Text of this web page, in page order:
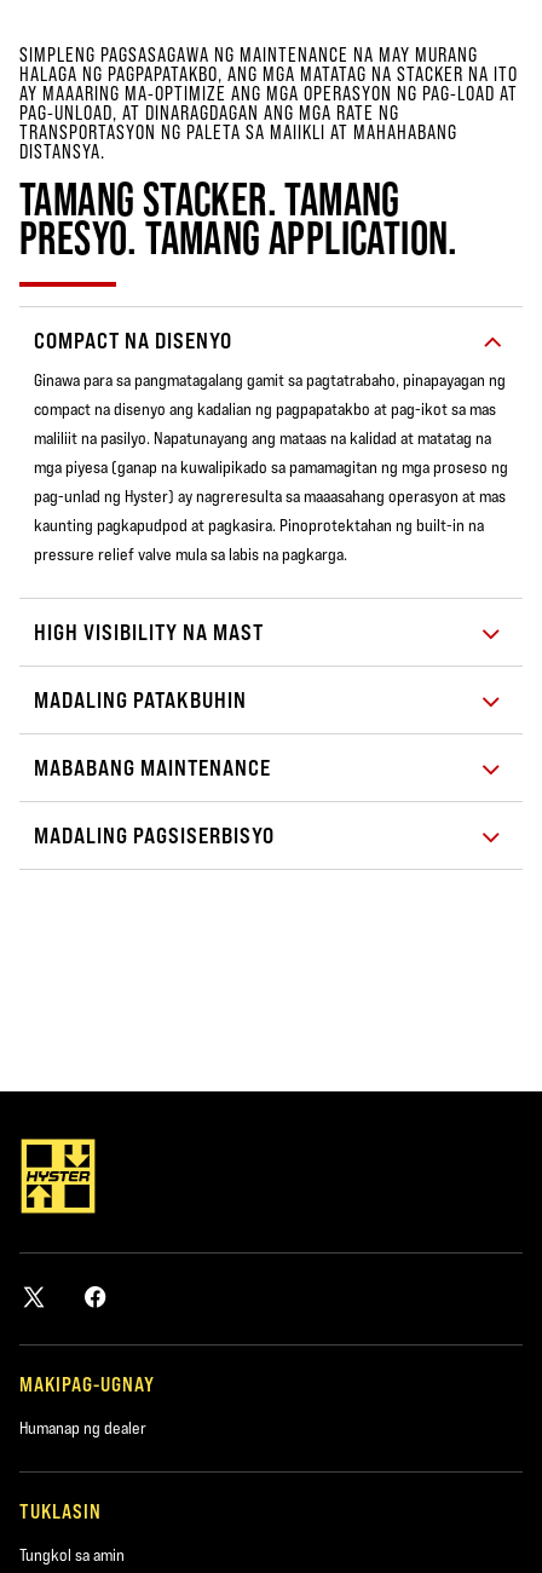
SIMPLENG PAGSASAGAWA NG MAINTENANCE NA MAY MURANG
HALAGA NG PAGPAPATAKBO, ANG MGA MATATAG NA STACKER NA ITO
AY MAAARING MA-OPTIMIZE ANG MGA OPERASYON NG PAG-LOAD AT
PAG-UNLOAD, AT DINARAGDAGAN ANG MGA RATE NG
TRANSPORTASYON NG PALETA SA MAIIKLI AT MAHAHABANG
DISTANSYA.
TAMANG STACKER. TAMANG
PRESYO. TAMANG APPLICATION.
COMPACT NA DISENYO
Ginawa para sa pangmatagalang gamit sa pagtatrabaho, pinapayagan ng
compact na disenyo ang kadalian ng pagpapatakbo at pag-ikot sa mas
maliliit na pasilyo. Napatunayang ang mataas na kalidad at matatag na
mga piyesa (ganap na kuwalipikado sa pamamagitan ng mga proseso ng
pag-unlad ng Hyster) ay nagreresulta sa maaasahang operasyon at mas
kaunting pagkapudpod at pagkasira. Pinoprotektahan ng built-in na
pressure relief valve mula sa labis na pagkarga.
HIGH VISIBILITY NA MAST
MADALING PATAKBUHIN
MABABANG MAINTENANCE
MADALING PAGSISERBISYO
MAKIPAG-UGNAY
Humanap ng dealer
TUKLASIN
Tungkol sa amin